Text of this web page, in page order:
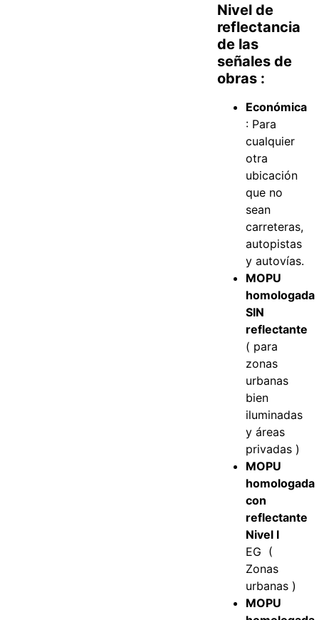
Nivel de
reflectancia
de las
señales de
obras :
Económica
: Para
cualquier
otra
ubicación
que no
sean
carreteras,
autopistas
y autovías.
MOPU
homologada
SIN
reflectante
( para
zonas
urbanas
bien
iluminadas
y áreas
privadas )
MOPU
homologada
con
reflectante
Nivel I
EG (
Zonas
urbanas )
MOPU